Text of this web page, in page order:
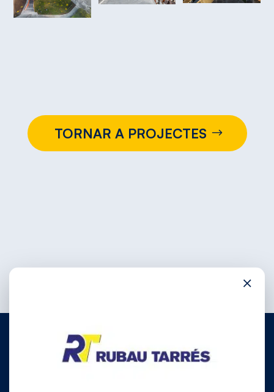
TORNAR A PROJECTES
×